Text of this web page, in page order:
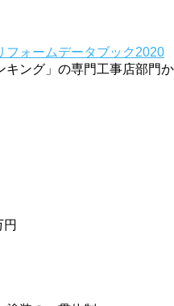
フォームデータブック2020
キング」の専門工事店部門か